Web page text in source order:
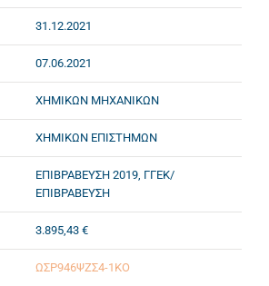
31.12.2021
07.06.2021
ΧΗΜΙΚΩΝ ΜΗΧΑΝΙΚΩΝ
ΧΗΜΙΚΩΝ ΕΠΙΣΤΗΜΩΝ
ΕΠΙΒΡΑΒΕΥΣΗ 2019, ΓΓΕΚ/
ΕΠΙΒΡΑΒΕΥΣΗ
3.895,43 €
ΩΣΡ946ΨΖΣ4-1ΚΟ